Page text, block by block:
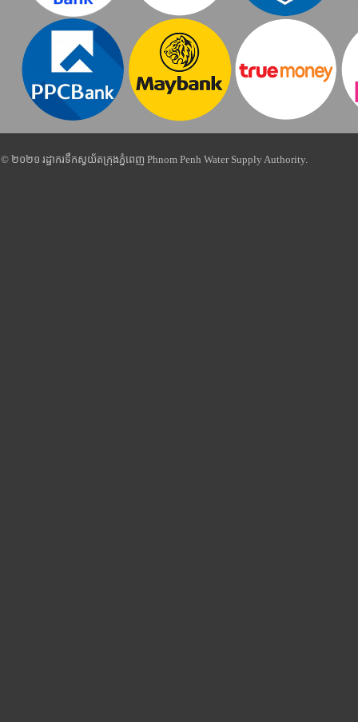
© ២០២១ រដ្ឋាករទឹកស្វយ័តក្រុងភ្នំពេញ Phnom Penh Water Supply Authority.